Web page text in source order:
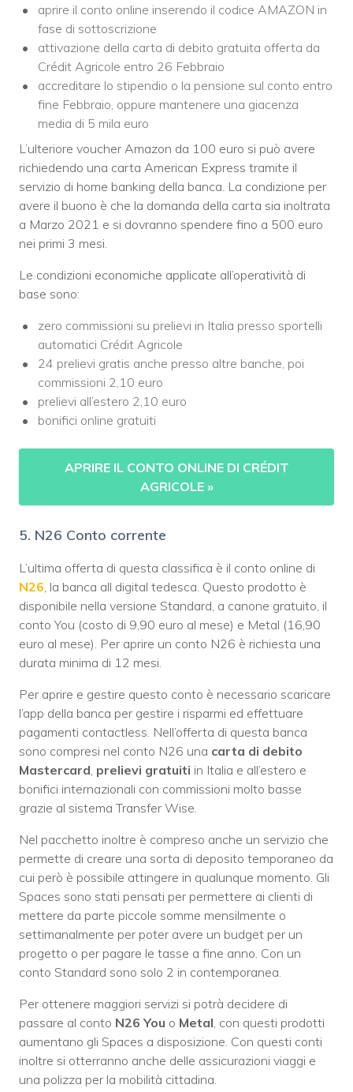
aprire il conto online inserendo il codice AMAZON in
fase di sottoscrizione
attivazione della carta di debito gratuita offerta da
Crédit Agricole entro 26 Febbraio
accreditare lo stipendio o la pensione sul conto entro
fine Febbraio, oppure mantenere una giacenza
media di 5 mila euro
L’ulteriore voucher Amazon da 100 euro si può avere
richiedendo una carta American Express tramite il
servizio di home banking della banca. La condizione per
avere il buono è che la domanda della carta sia inoltrata
a Marzo 2021 e si dovranno spendere fino a 500 euro
nei primi 3 mesi.
Le condizioni economiche applicate all’operatività di
base sono:
zero commissioni su prelievi in Italia presso sportelli
automatici Crédit Agricole
24 prelievi gratis anche presso altre banche, poi
commissioni 2,10 euro
prelievi all’estero 2,10 euro
bonifici online gratuiti
APRIRE IL CONTO ONLINE DI CRÉDIT
AGRICOLE »
5. N26 Conto corrente
L’ultima offerta di questa classifica è il conto online di
N26 , la banca all digital tedesca. Questo prodotto è
disponibile nella versione Standard, a canone gratuito, il
conto You (costo di 9,90 euro al mese) e Metal (16,90
euro al mese). Per aprire un conto N26 è richiesta una
durata minima di 12 mesi.
Per aprire e gestire questo conto è necessario scaricare
l’app della banca per gestire i risparmi ed effettuare
pagamenti contactless. Nell’offerta di questa banca
sono compresi nel conto N26 una carta di debito
Mastercard prelievi gratuiti in Italia e all’estero e
bonifici internazionali con commissioni molto basse
grazie al sistema Transfer Wise.
Nel pacchetto inoltre è compreso anche un servizio che
permette di creare una sorta di deposito temporaneo da
cui però è possibile attingere in qualunque momento. Gli
Spaces sono stati pensati per permettere ai clienti di
mettere da parte piccole somme mensilmente o
settimanalmente per poter avere un budget per un
progetto o per pagare le tasse a fine anno. Con un
conto Standard sono solo 2 in contemporanea.
Per ottenere maggiori servizi si potrà decidere di
passare al conto N26 You o Metal , con questi prodotti
aumentano gli Spaces a disposizione. Con questi conti
inoltre si otterranno anche delle assicurazioni viaggi e
una polizza per la mobilità cittadina.